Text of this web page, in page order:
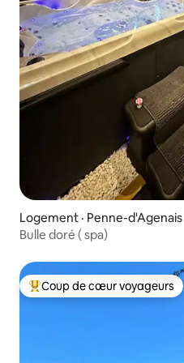
Logement · Penne-d'Agenais
Bulle doré ( spa)
Coup de cœur voyageurs
Coup de cœur voyageurs